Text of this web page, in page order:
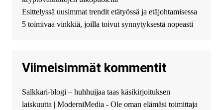
финансирование в долг без
избыточных вопросов и
документов? Тогда обратитесь
guest_4889 :Cmon Suomi 👏
The Admin: High five! You’ve
successfully installed Simple
Esittelyssä uusimmat trendit etätyössä ja etäjohtamisessa
5 toimivaa vinkkiä, joilla toivut synnytyksestä nopeasti
Viimeisimmät kommentit
Salkkari-blogi – huhhuijaa taas käsikirjoituksen
laiskuutta | ModerniMedia - Ole oman elämäsi toimittaja